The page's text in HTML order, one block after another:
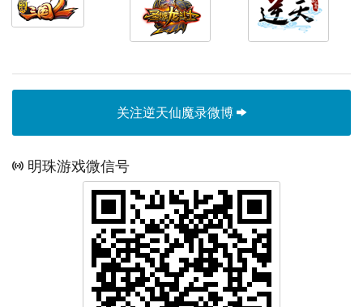
关注逆天仙魔录微博
明珠游戏微信号